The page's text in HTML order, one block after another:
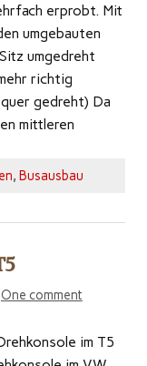
erprobt. Mit
umgebauten
umgedreht
richtig
gedreht) Da
mittleren
, Busausbau
One comment
im T5